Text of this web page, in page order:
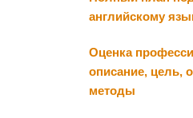
английскому
Оценка
описание, цель,
методы